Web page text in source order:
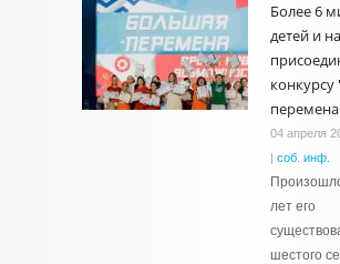
Более 6
детей и
04 апреля
| соб. инф.
лет его
шестого